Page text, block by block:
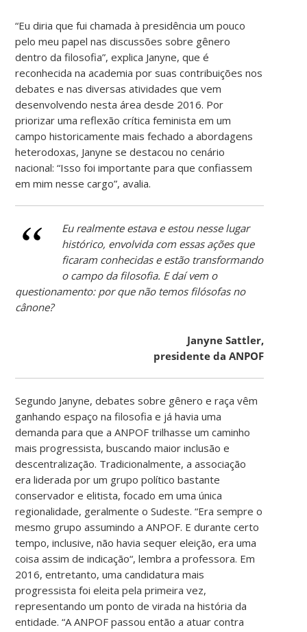
“Eu diria que fui chamada à presidência um pouco
pelo meu papel nas discussões sobre gênero
dentro da filosofia”, explica Janyne, que é
reconhecida na academia por suas contribuições nos
debates e nas diversas atividades que vem
desenvolvendo nesta área desde 2016. Por
priorizar uma reflexão crítica feminista em um
campo historicamente mais fechado a abordagens
heterodoxas, Janyne se destacou no cenário
nacional: “Isso foi importante para que confiassem
em mim nesse cargo”, avalia.
Eu realmente estava e estou nesse lugar
histórico, envolvida com essas ações que
ficaram conhecidas e estão transformando
o campo da filosofia. E daí vem o
questionamento: por que não temos filósofas no
cânone?
Janyne Sattler,
presidente da ANPOF
Segundo Janyne, debates sobre gênero e raça vêm
ganhando espaço na filosofia e já havia uma
demanda para que a ANPOF trilhasse um caminho
mais progressista, buscando maior inclusão e
descentralização. Tradicionalmente, a associação
era liderada por um grupo político bastante
conservador e elitista, focado em uma única
regionalidade, geralmente o Sudeste. “Era sempre o
mesmo grupo assumindo a ANPOF. E durante certo
tempo, inclusive, não havia sequer eleição, era uma
coisa assim de indicação“, lembra a professora. Em
2016, entretanto, uma candidatura mais
progressista foi eleita pela primeira vez,
representando um ponto de virada na história da
entidade. “A ANPOF passou então a atuar contra